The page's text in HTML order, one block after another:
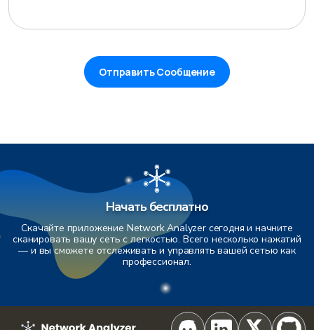
Отправить Сообщение
Начать бесплатно
Скачайте приложение Network Analyzer сегодня и начните
сканировать вашу сеть с легкостью. Всего несколько нажатий
— и вы сможете отслеживать и управлять вашей сетью как
профессионал.